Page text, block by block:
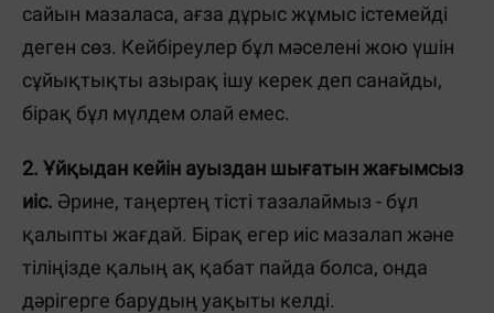
сайын мазаласа, ағза дұрыс жұмыс істемейді
деген сөз. Кейбіреулер бұл мәселені жою үшін
сұйықтықты азырақ ішу керек деп санайды,
бірақ бұл мүлдем олай емес.
2. Ұйқыдан кейін ауыздан шығатын жағымсыз
иіс. Әрине, таңертең тісті тазалаймыз - бұл
қалыпты жағдай. Бірақ егер иіс мазалап және
тіліңізде қалың ақ қабат пайда болса, онда
дәрігерге барудың уақыты келді.